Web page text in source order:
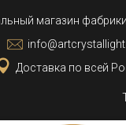
магазин
Доставка по всей